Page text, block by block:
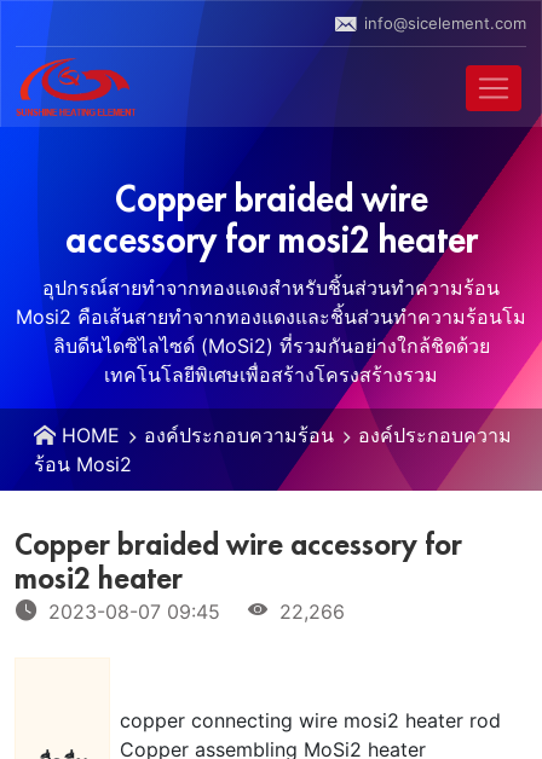
info@sicelement.com
Copper braided wire
accessory for mosi2 heater
อุปกรณ์สายทำจากทองแดงสำหรับชิ้นส่วนทำความร้อน
Mosi2 คือเส้นสายทำจากทองแดงและชิ้นส่วนทำความร้อนโม
ลิบดีนไดซิไลไซด์ (MoSi2) ที่รวมกันอย่างใกล้ชิดด้วย
เทคโนโลยีพิเศษเพื่อสร้างโครงสร้างรวม
HOME องค์ประกอบความร้อน
องค์ประกอบความ
ร้อน Mosi2
Copper braided wire accessory for
mosi2 heater
2023-08-07 09:45 22,266
copper connecting wire mosi2 heater rod
Copper assembling MoSi2 heater